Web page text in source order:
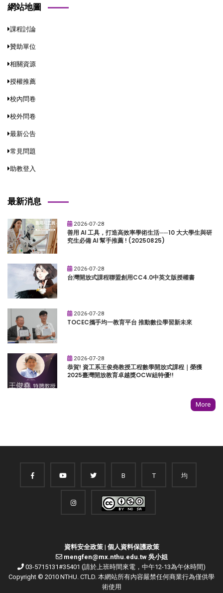
網站地圖
課程討論
贊助單位
相關資源
授權推薦
校內問卷
校外問卷
最新公告
常見問題
助教登入
最新消息
2026-07-28
善用 AI 工具，打造高效率學術生活──10 大大學生與研
究生必備 AI 幫手推薦 ! (20250825)
2026-07-28
台灣開放式課程聯盟創用CC4.0中英文版授權書
2026-07-28
TOCEC攜手均一教育平台 推動數位學習新未來
2026-07-28
恭賀! 資工系王俊堯教授工程數學開放式課程｜榮獲
2025臺灣開放教育卓越獎OCW組特優!!
More
B T 均
資料安全政策| 個人資料保護政策
mengfen@mx.nthu.edu.tw 吳小姐
03-5715131#35401 (請於上班時間來電，中午12-13為午休時間)
Copyright © 2010 NTHU. CTLD. 本網站所有內容嚴禁任何商業行為僅供學
術使用